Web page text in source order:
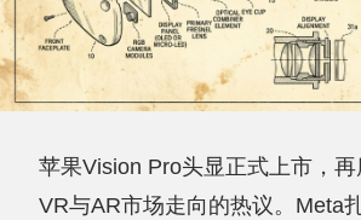
苹果Vision Pro头显正式上市，
VR与AR市场走向的热议。Meta